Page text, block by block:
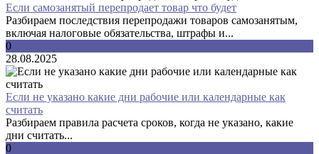
Если самозанятый перепродает товар что будет
Разбираем последствия перепродажи товаров самозанятым,
включая налоговые обязательства, штрафы и...
0
28.08.2025
Если не указано какие дни рабочие или календарные как
считать
Разбираем правила расчета сроков, когда не указано, какие
дни считать...
0